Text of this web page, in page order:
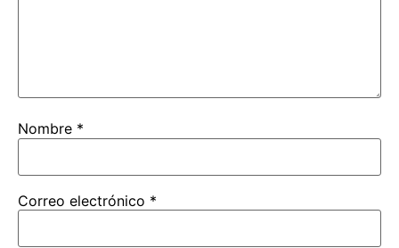
Nombre *
Correo electrónico *